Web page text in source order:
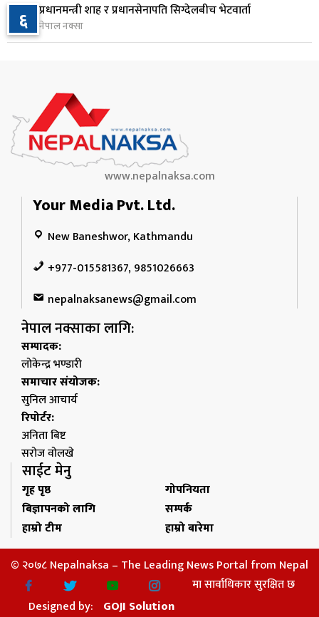
१०
जन्मसिद्ध नागरिकता कडा बनाउने ट्रम्पको नयाँ प्रयास, दुई
कार्यकारी आदेश जारी
६ प्रधानमन्त्री शाह र प्रधानसेनापति सिग्देलबीच भेटवार्ता
नेपाल नक्सा
www.nepalnaksa.com
Your Media Pvt. Ltd.
New Baneshwor, Kathmandu
+977-015581367, 9851026663
nepalnaksanews@gmail.com
नेपाल नक्साका लागि:
सम्पादक:
लोकेन्द्र भण्डारी
समाचार संयोजक:
सुनिल आचार्य
रिपोर्टर:
अनिता बिष्ट
सरोज वोलखे
साईट मेनु
गृह पृष्ठ
गोपनियता
बिज्ञापनको लागि
सम्पर्क
हाम्रो टीम
हाम्रो बारेमा
© २०७८ Nepalnaksa – The Leading News Portal from Nepal
मा सार्वाधिकार सुरक्षित छ
Designed by: GOJI Solution